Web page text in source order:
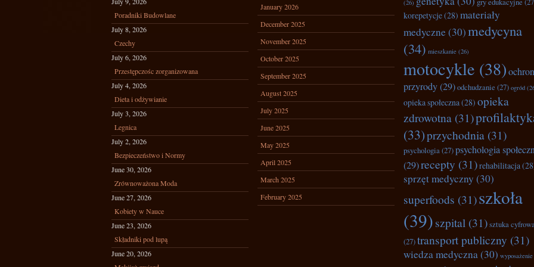
Poradniki Budowlane
July 8, 2026
Czechy
July 6, 2026
Przestępczośc zorganizowana
July 4, 2026
Dieta i odżywianie
July 3, 2026
Legnica
July 2, 2026
Bezpieczeństwo i Normy
June 30, 2026
Zrównoważona Moda
June 27, 2026
Kobiety w Nauce
June 23, 2026
Składniki pod lupą
June 20, 2026
January 2026
December 2025
November 2025
October 2025
September 2025
August 2025
July 2025
June 2025
May 2025
April 2025
March 2025
February 2025
(26)
korepetycje(28) materiały
medyczne (30)medycyna
(34) mieszkanie (26)
motocykle (38)
przyrody(29)odchudzanie (27) ogród
opieka społeczna(28) opieka
zdrowotna (31)
(33)przychodnia (31)
psychologia(27)psychologia
(29)recepty (31)rehabilitacja
sprzęt medyczny (30)
superfoods (31)szkoła
(39)szpital (31)sztuka
(27)transport publiczny (31)
wiedza medyczna(30) wyposażenie